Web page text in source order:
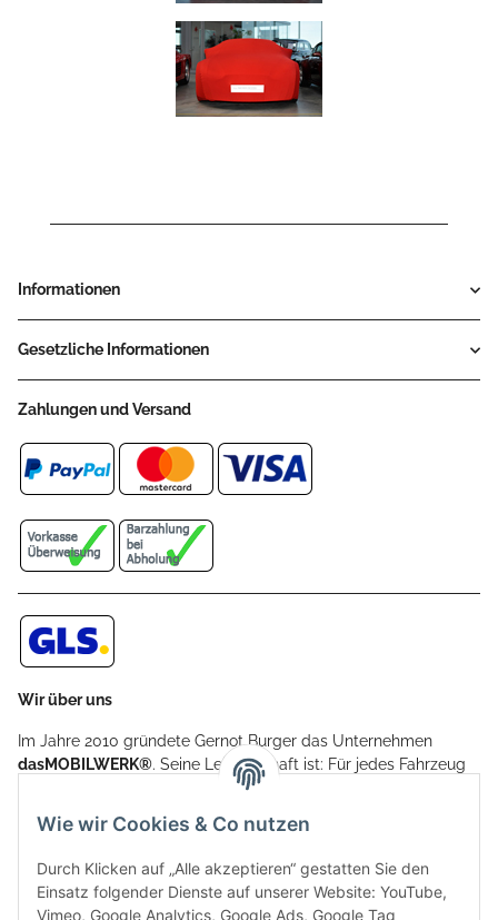
Informationen
Gesetzliche Informationen
Zahlungen und Versand
Wir über uns
Im Jahre 2010 gründete Gernot Burger das Unternehmen
dasMOBILWERK®. Seine Leidenschaft ist: Für jedes Fahrzeug
ein Car Cover anzubieten - passgenau und individuell.
Aufgrund der vielen positiven Kundenrückmeldungen kamen
weitere Produkte, wie Reifenschuhe, Hardtopständer hinzu.
Seine Reifenschoner werden in Deutschland produziert und
sind mit hochwertigen Techniken und Materialien gefertigt.
Wie wir Cookies & Co nutzen
Durch Klicken auf „Alle akzeptieren“ gestatten Sie den
Einsatz folgender Dienste auf unserer Website: YouTube,
Vimeo, Google Analytics, Google Ads, Google Tag